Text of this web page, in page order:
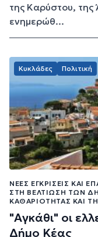
της Καρύστου, της
ενημερώθ...
Κυκλάδες Πολιτική
ΝΈΕΣ ΕΓΚΡΊΣΕΙΣ ΚΑΙ
ΣΤΗ ΒΕΛΤΊΩΣΗ ΤΩΝ
ΚΑΘΑΡΙΌΤΗΤΑΣ ΚΑΙ
"Αγκάθι" οι
Δήμο Κέας